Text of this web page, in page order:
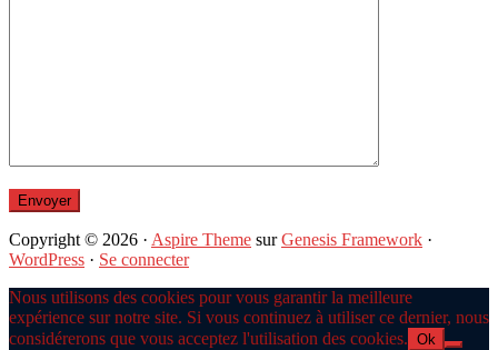
Copyright © 2026 · Aspire Theme surGenesis Framework ·
WordPress · Se connecter
Nous utilisons des cookies pour vous garantir la meilleure
expérience sur notre site. Si vous continuez à utiliser ce dernier, nous
considérerons que vous acceptez l'utilisation des cookies. Ok